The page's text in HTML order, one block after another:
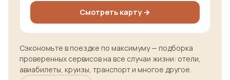
Смотреть карту →
Сэкономьте в поездке по максимуму — подборка
проверенных сервисов на все случаи жизни: отели,
авиабилеты, круизы, транспорт и многое другое.